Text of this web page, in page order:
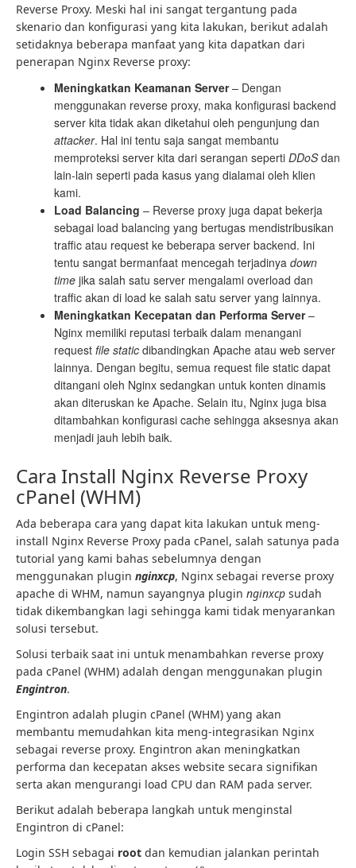
Reverse Proxy. Meski hal ini sangat tergantung pada
skenario dan konfigurasi yang kita lakukan, berikut adalah
setidaknya beberapa manfaat yang kita dapatkan dari
penerapan Nginx Reverse proxy:
Meningkatkan Keamanan Server– Dengan
menggunakan reverse proxy, maka konfigurasi backend
server kita tidak akan diketahui oleh pengunjung dan
attacker. Hal ini tentu saja sangat membantu
memproteksi server kita dari serangan seperti DDoSdan
lain-lain seperti pada kasus yang dialamai oleh klien
kami.
Load Balancing – Reverse proxy juga dapat bekerja
sebagai load balancing yang bertugas mendistribusikan
traffic atau request ke beberapa server backend. Ini
tentu sangat bermanfaat mencegah terjadinya down
time jika salah satu server mengalami overload dan
traffic akan di load ke salah satu server yang lainnya.
Meningkatkan Kecepatan dan Performa Server–
Nginx memiliki reputasi terbaik dalam menangani
request file static dibandingkan Apache atau web server
lainnya. Dengan begitu, semua request file static dapat
ditangani oleh Nginx sedangkan untuk konten dinamis
akan diteruskan ke Apache. Selain itu, Nginx juga bisa
ditambahkan konfigurasi cache sehingga aksesnya akan
menjadi jauh lebih baik.
Cara Install Nginx Reverse Proxy
cPanel (WHM)
Ada beberapa cara yang dapat kita lakukan untuk meng-
install Nginx Reverse Proxy pada cPanel, salah satunya pada
tutorial yang kami bahas sebelumnya dengan
menggunakan plugin nginxcp, Nginx sebagai reverse proxy
apache di WHM, namun sayangnya plugin nginxcp sudah
tidak dikembangkan lagi sehingga kami tidak menyarankan
solusi tersebut.
Solusi terbaik saat ini untuk menambahkan reverse proxy
pada cPanel (WHM) adalah dengan menggunakan plugin
Engintron.
Engintron adalah plugin cPanel (WHM) yang akan
membantu memudahkan kita meng-integrasikan Nginx
sebagai reverse proxy. Engintron akan meningkatkan
performa dan kecepatan akses website secara signifikan
serta akan mengurangi load CPU dan RAM pada server.
Berikut adalah beberapa langkah untuk menginstal
Engintron di cPanel:
Login SSH sebagai root dan kemudian jalankan perintah